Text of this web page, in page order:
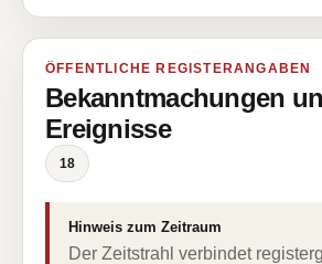
ÖFFENTLICHE REGISTERANGABEN
Bekanntmachungen
Ereignisse
18
Hinweis zum Zeitraum
Der Zeitstrahl verbindet